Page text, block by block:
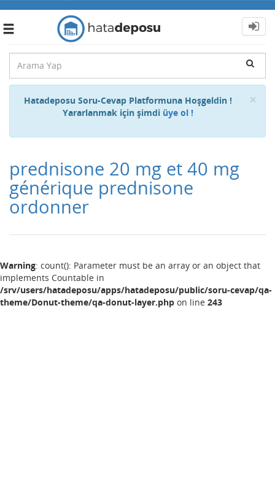
Toggle
×
Hatadeposu Soru-Cevap Platformuna Hoşgeldin !
Yararlanmak için şimdi üye ol !
prednisone 20 mg et 40 mg
générique prednisone
ordonner
Warning: count(): Parameter must be an array or an object that
implements Countable in
/srv/users/hatadeposu/apps/hatadeposu/public/soru-cevap/qa-
theme/Donut-theme/qa-donut-layer.php on line 243